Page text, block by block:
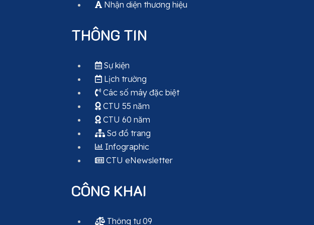
Nhận diện thương hiệu
THÔNG TIN
Sự kiện
Lịch trường
Các số máy đặc biệt
CTU 55 năm
CTU 60 năm
Sơ đồ trang
Infographic
CTU eNewsletter
CÔNG KHAI
Thông tư 09